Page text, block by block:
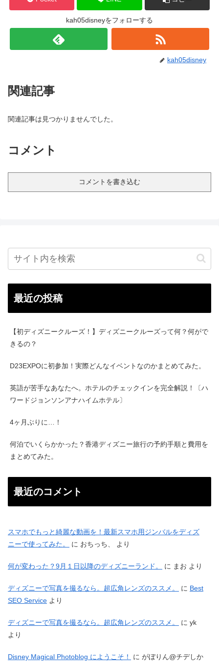
kah05disneyをフォローする
kah05disney
関連記事
関連記事は見つかりませんでした。
コメント
コメントを書き込む
最近の投稿
【初ディズニークルーズ！】ディズニークルーズって何？何がで
きるの？
D23EXPOに初参加！実際どんなイベントなのかまとめてみた。
英語が苦手なあなたへ。ホテルのチェックインを完全解説！〔ハ
ワードジョンソンアナハイムホテル〕
4ヶ月ぶりに…！
何泊でいくらかかった？香港ディズニー旅行の予約手順と費用を
まとめてみた。
最近のコメント
スマホでもっと綺麗な動画を！最新スマホ用ジンバルをディズ
ニーで使ってみた。
に おちっち、 より
何が変わった？9月１日以降のディズニーランド。 に まお より
ディズニーで写真を撮るなら。超広角レンズのススメ。 に Best
SEO Service より
ディズニーで写真を撮るなら。超広角レンズのススメ。 に yk
より
Disney Magical Photoblog にようこそ！ に がぼりん@チデしか